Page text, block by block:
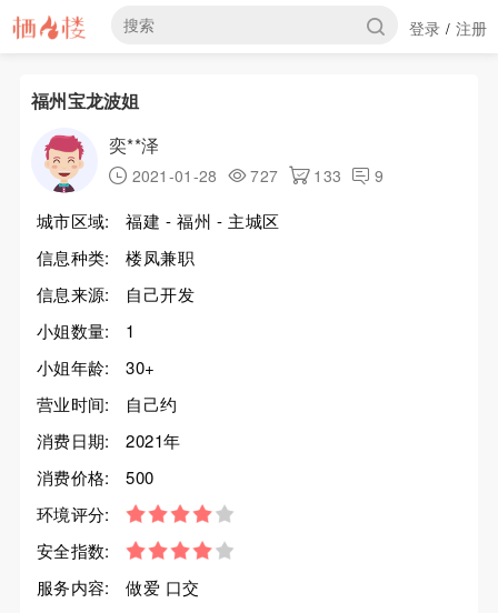
登录 / 注册
福州宝龙波姐
奕**泽
2021-01-28 727 133 9
城市区域:
福建 - 福州 - 主城区
信息种类:
楼凤兼职
信息来源:
自己开发
小姐数量:
1
小姐年龄:
30+
营业时间:
自己约
消费日期:
2021年
消费价格:
500
环境评分:
安全指数:
服务内容:
做爱 口交